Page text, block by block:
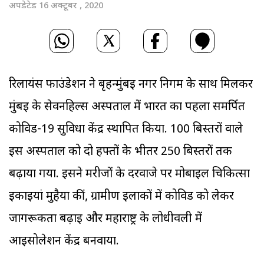
अपडेटेड 16 अक्टूबर , 2020
रिलायंस फाउंडेशन ने बृहन्मुंबई नगर निगम के साथ मिलकर
मुंबई के सेवनहिल्स अस्पताल में भारत का पहला समर्पित
कोविड-19 सुविधा केंद्र स्थापित किया. 100 बिस्तरों वाले
इस अस्पताल को दो हफ्तों के भीतर 250 बिस्तरों तक
बढ़ाया गया. इसने मरीजों के दरवाजे पर मोबाइल चिकित्सा
इकाइयां मुहैया कीं, ग्रामीण इलाकों में कोविड को लेकर
जागरूकता बढ़ाई और महाराष्ट्र के लोधीवली में
आइसोलेशन केंद्र बनवाया.